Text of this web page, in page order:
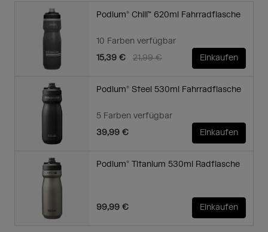
Podium® Chill™ 620ml Fahrradflasche
10 Farben verfügbar
Price reduced from
21,99 €to
15,39 € Einkaufen
Podium® Steel 530ml Fahrradflasche
5 Farben verfügbar
39,99 €
Einkaufen
Podium® Titanium 530ml Radflasche
99,99 € Einkaufen